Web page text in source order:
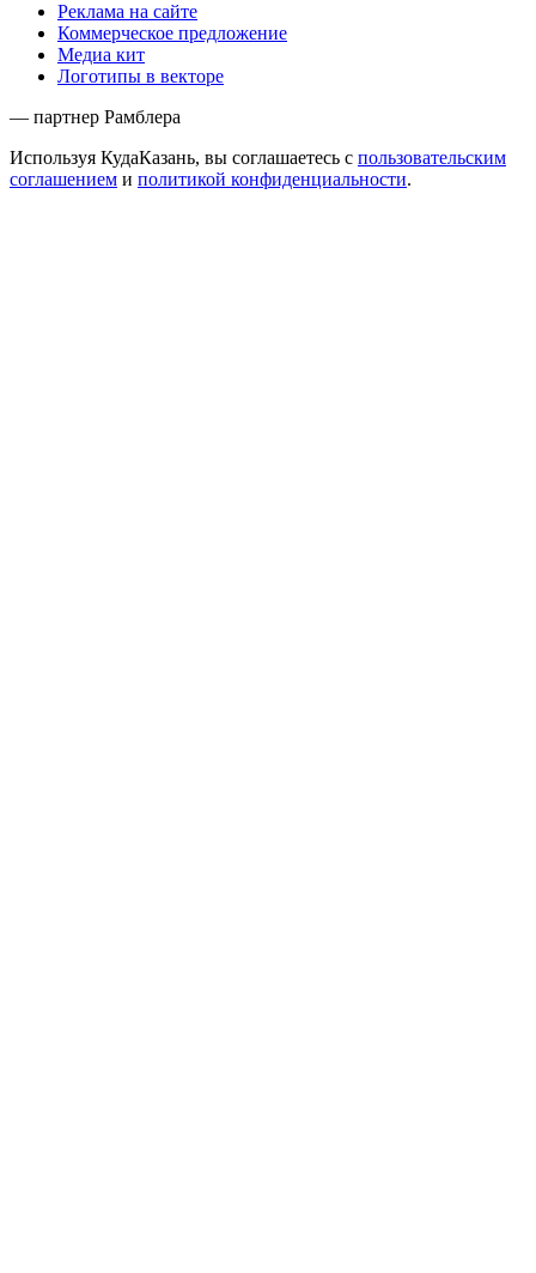
Реклама на сайте
Коммерческое предложение
Медиа кит
Логотипы в векторе
— партнер Рамблера
Используя КудаКазань, вы соглашаетесь с пользовательским
соглашением и политикой конфиденциальности.